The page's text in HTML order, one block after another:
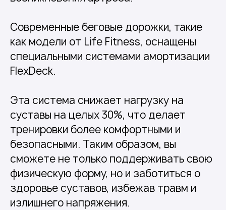
Современные беговые дорожки, такие
как модели от Life Fitness, оснащены
специальными системами амортизации
FlexDeck.
Эта система снижает нагрузку на
суставы на целых 30%, что делает
тренировки более комфортными и
безопасными. Таким образом, вы
сможете не только поддерживать свою
физическую форму, но и заботиться о
здоровье суставов, избежав травм и
излишнего напряжения.